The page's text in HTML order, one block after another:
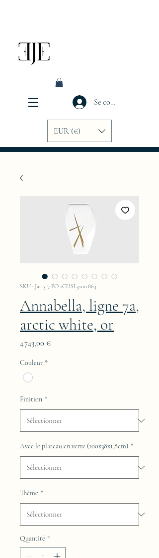
Se connecter
EUR (€)
SKU : Jaa 3 7 PO 1CHSL3100.863.
Annabella, ligne 7a,
arctic white, or
4 743,00 €Prix
Couleur *
Finition *
Avec le plateau en verre (100x38x1,8cm) *
Thème *
Quantité *